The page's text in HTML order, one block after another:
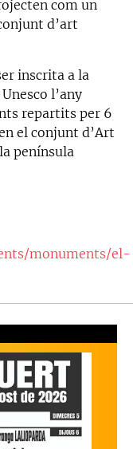
com un
d’art
inscrita a la
l’any
repartits per 6
el conjunt d’Art
península
monuments/el-